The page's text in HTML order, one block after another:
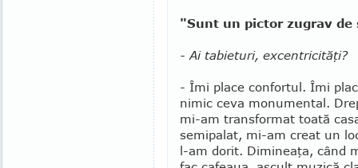
"Sunt un pictor zugrav de
- Ai tabieturi, excentricităţi?
- Îmi place confortul. Îmi
nimic ceva monumental.
mi-am transformat toată
semipalat, mi-am creat un
l-am dorit. Dimineaţa, când